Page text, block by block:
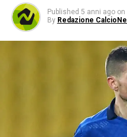
Published 5 anni ago on
By Redazione